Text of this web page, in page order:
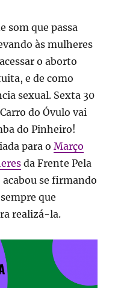
som que passa
às mulheres
o aborto
e de como
sexual. Sexta 30
do Óvulo vai
do Pinheiro!
para oMarço
da Frente Pela
acabou se firmando
que
realizá-la.